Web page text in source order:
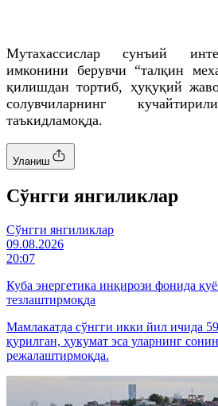
Мутахассислар сунъий
имконини берувчи “талқин
қилишдан тортиб, ҳуқуқий
солувчиларнинг
таъкидламоқда.
Уланиш
Cўнгги янгиликлар
Cўнгги янгиликлар
09.08.2026
20:07
Куба энергетика инқирози фонида
тезлаштирмоқда
Мамлакатда сўнгги икки йил ичида
қурилган, ҳукумат эса уларнинг
режалаштирмоқда.